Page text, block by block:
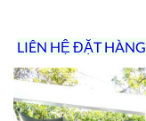
LIÊN HỆ ĐẶT HÀNG